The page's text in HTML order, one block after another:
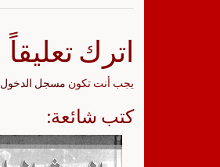
اترك تعليقاً
يجب أنت تكون مسجل الدخول
كتب شائعة: